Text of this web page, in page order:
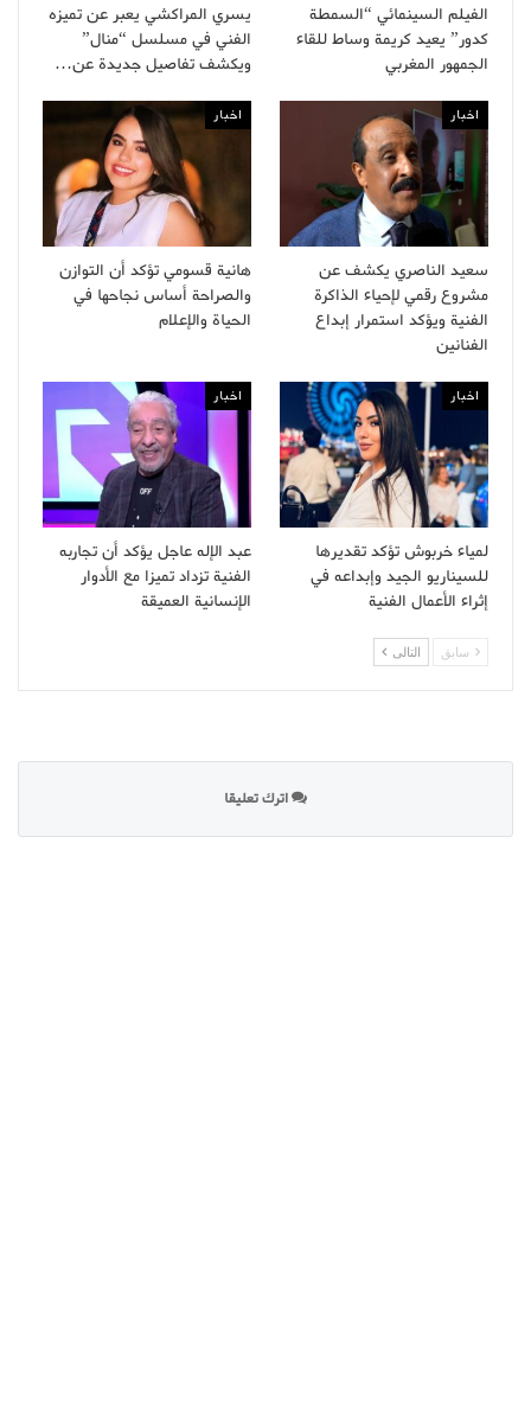
الفيلم السينمائي “السمطة
كدور” يعيد كريمة وساط للقاء
الجمهور المغربي
يسري المراكشي يعبر عن تميزه
الفني في مسلسل “منال”
ويكشف تفاصيل جديدة عن…
اخبار
سعيد الناصري يكشف عن
مشروع رقمي لإحياء الذاكرة
الفنية ويؤكد استمرار إبداع
الفنانين
اخبار
هانية قسومي تؤكد أن التوازن
والصراحة أساس نجاحها في
الحياة والإعلام
اخبار
لمياء خربوش تؤكد تقديرها
للسيناريو الجيد وإبداعه في
إثراء الأعمال الفنية
اخبار
عبد الإله عاجل يؤكد أن تجاربه
الفنية تزداد تميزا مع الأدوار
الإنسانية العميقة
سابق التالى
اترك تعليقا